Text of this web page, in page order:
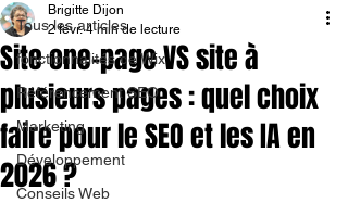
Tous les articles
fonctionnalités de Wix
Référencement SEO
Marketing
Développement
Conseils Web
Site one-page VS site à
plusieurs pages : quel choix
faire pour le SEO et les IA en
2026 ?
Brigitte Dijon
2 févr. 4 min de lecture